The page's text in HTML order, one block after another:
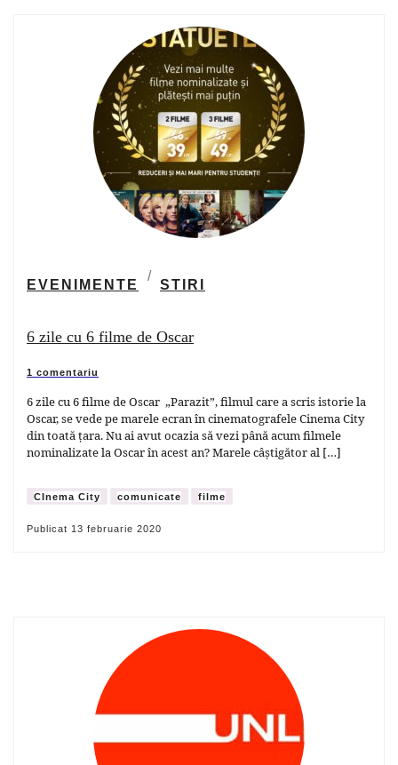
EVENIMENTE STIRI
6 zile cu 6 filme de Oscar
1 comentariu
6 zile cu 6 filme de Oscar „Parazit”, filmul care a scris istorie la
Oscar, se vede pe marele ecran în cinematografele Cinema City
din toată țara. Nu ai avut ocazia să vezi până acum filmele
nominalizate la Oscar în acest an? Marele câștigător al […]
CInema City comunicate filme
Publicat 13 februarie 2020